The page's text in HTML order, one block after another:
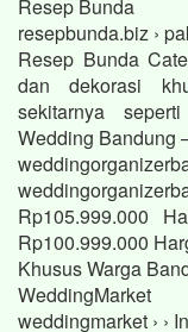
Resep Bunda
resepbunda.biz ›
Resep Bunda
dan dekorasi
sekitarnya
Wedding Bandung
Rp105.999.000
Rp100.999.000
Khusus Warga
WeddingMarket
weddingmarket › ›